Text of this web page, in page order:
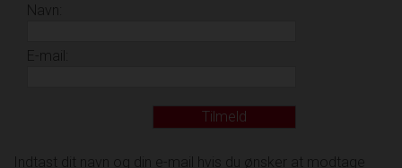
Navn:
E-mail:
Tilmeld
Indtast dit navn og din e-mail hvis du ønsker at modtage